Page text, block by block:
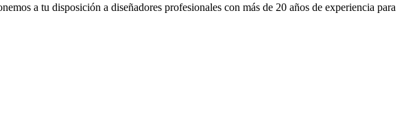
a tu disposición a diseñadores profesionales con más de 20 años de experiencia para